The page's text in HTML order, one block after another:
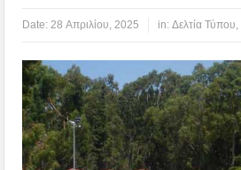
Date: 28 Απριλίου, 2025 in:Δελτία Τύπου